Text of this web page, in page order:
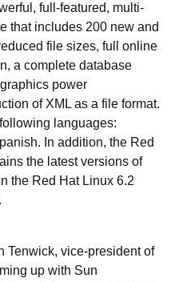
full-featured, multi-
that includes 200 new and
file sizes, full online
a complete database
power
of XML as a file format.
languages:
In addition, the Red
the latest versions of
the Red Hat Linux 6.2
Tenwick, vice-president of
up with Sun